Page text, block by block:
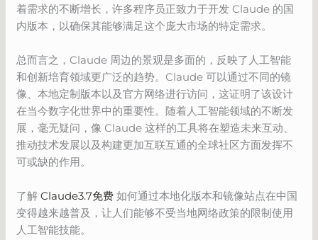
着需求的不断增长，许多程序员正致力于开发 Claude 的国
内版本，以确保其能够满足这个庞大市场的特定需求。
总而言之，Claude 周边的景观是多面的，反映了人工智能
和创新培育领域更广泛的趋势。Claude 可以通过不同的镜
像、本地定制版本以及官方网络进行访问，这证明了该设计
在当今数字化世界中的重要性。随着人工智能领域的不断发
展，毫无疑问，像 Claude 这样的工具将在塑造未来互动、
推动技术发展以及构建更加互联互通的全球社区方面发挥不
可或缺的作用。
了解Claude3.7免费 如何通过本地化版本和镜像站点在中国
变得越来越普及，让人们能够不受当地网络政策的限制使用
人工智能技能。